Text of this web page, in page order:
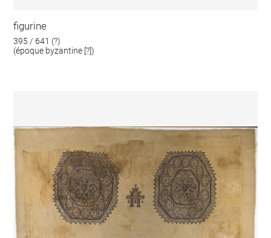
figurine
395 / 641 (?)
(époque byzantine [?])